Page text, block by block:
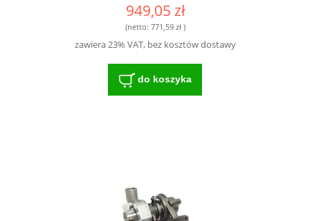
949,05 zł
(netto: 771,59 zł)
zawiera 23% VAT, bez kosztów dostawy
do koszyka